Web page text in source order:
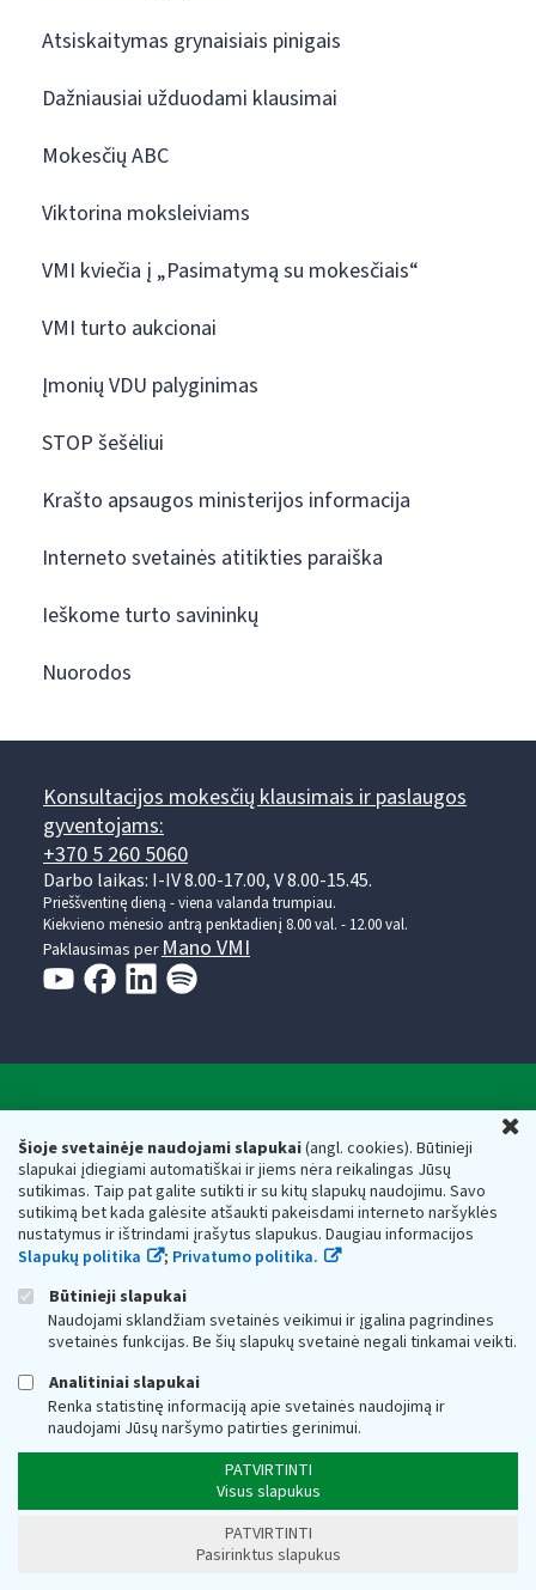
Šioje svetainėje naudojami slapukai(angl. cookies). Būtinieji
slapukai įdiegiami automatiškai ir jiems nėra reikalingas Jūsų
sutikimas. Taip pat galite sutikti ir su kitų slapukų naudojimu. Savo
sutikimą bet kada galėsite atšaukti pakeisdami interneto naršyklės
nustatymus ir ištrindami įrašytus slapukus. Daugiau informacijos
Slapukų politika
; Privatumo politika.
Būtinieji slapukai
Naudojami sklandžiam svetainės veikimui ir įgalina pagrindines
svetainės funkcijas. Be šių slapukų svetainė negali tinkamai veikti.
Analitiniai slapukai
Renka statistinę informaciją apie svetainės naudojimą ir
naudojami Jūsų naršymo patirties gerinimui.
PATVIRTINTI
Visus slapukus
PATVIRTINTI
Pasirinktus slapukus
Atsiskaitymas grynaisiais pinigais
Dažniausiai užduodami klausimai
Mokesčių ABC
Viktorina moksleiviams
VMI kviečia į „Pasimatymą su mokesčiais“
VMI turto aukcionai
Įmonių VDU palyginimas
STOP šešėliui
Krašto apsaugos ministerijos informacija
Interneto svetainės atitikties paraiška
Ieškome turto savininkų
Nuorodos
Konsultacijos mokesčių klausimais ir paslaugos
gyventojams:
+370 5 260 5060
Darbo laikas: I-IV 8.00-17.00, V 8.00-15.45.
Prieššventinę dieną - viena valanda trumpiau.
Kiekvieno mėnesio antrą penktadienį 8.00 val. - 12.00 val.
Paklausimas perMano VMI
Valstybinė mokesčių inspekcija prie Lietuvos
Respublikos finansų ministerijos
Biudžetinė įstaiga. Juridinio asmens kodas — 188659752,
adresas: Vasario 16-osios g. 14, 01107 Vilnius, Lietuva, el.paštas:
vmi@vmi.lt , E. pristatymo dėžutės adresas 188659752
Duomenys apie Valstybinę mokesčių inspekciją prie Lietuvos
Respublikos finansų ministerijos kaupiami ir saugomi Juridinių